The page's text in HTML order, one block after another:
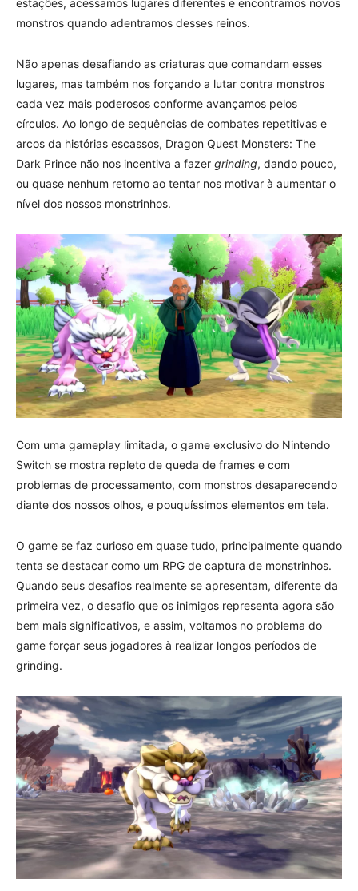
estações, acessamos lugares diferentes e encontramos novos
monstros quando adentramos desses reinos.
Não apenas desafiando as criaturas que comandam esses
lugares, mas também nos forçando a lutar contra monstros
cada vez mais poderosos conforme avançamos pelos
círculos. Ao longo de sequências de combates repetitivas e
arcos da histórias escassos, Dragon Quest Monsters: The
Dark Prince não nos incentiva a fazer grinding, dando pouco,
ou quase nenhum retorno ao tentar nos motivar à aumentar o
nível dos nossos monstrinhos.
Com uma gameplay limitada, o game exclusivo do Nintendo
Switch se mostra repleto de queda de frames e com
problemas de processamento, com monstros desaparecendo
diante dos nossos olhos, e pouquíssimos elementos em tela.
O game se faz curioso em quase tudo, principalmente quando
tenta se destacar como um RPG de captura de monstrinhos.
Quando seus desafios realmente se apresentam, diferente da
primeira vez, o desafio que os inimigos representa agora são
bem mais significativos, e assim, voltamos no problema do
game forçar seus jogadores à realizar longos períodos de
grinding.